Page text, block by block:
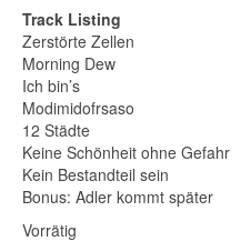
Track Listing
Zerstörte Zellen
Morning Dew
Ich bin’s
Modimidofrsaso
12 Städte
Keine Schönheit ohne Gefahr
Kein Bestandteil sein
Bonus: Adler kommt später
Vorrätig